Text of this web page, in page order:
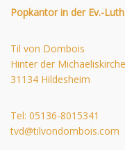
Popkantor in der Ev.-
Til von Dombois
Hinter der
31134 Hildesheim
Tel: 05136-8015341
tvd@tilvondombois.com